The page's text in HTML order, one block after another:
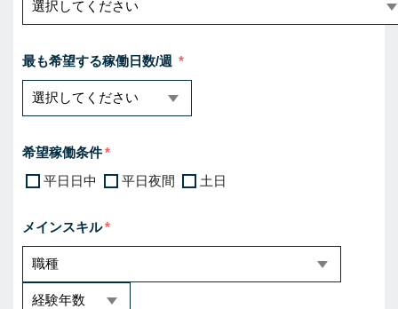
最も希望する稼働日数/週
希望稼働条件
平日日中
平日夜間 土日
メインスキル